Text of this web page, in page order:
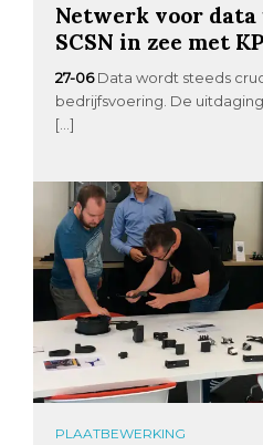
Netwerk voor
SCSN in zee met
27-06 Data wordt steeds
bedrijfsvoering. De
[…]
PLAATBEWERKING